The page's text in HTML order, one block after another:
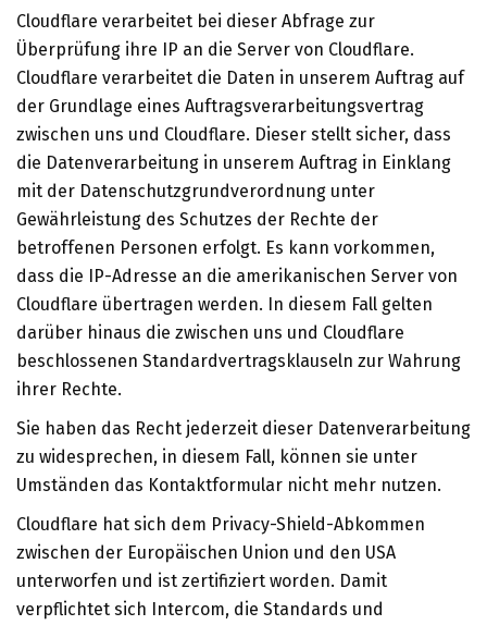
Cloudflare verarbeitet bei dieser Abfrage zur
Überprüfung ihre IP an die Server von Cloudflare.
Cloudflare verarbeitet die Daten in unserem Auftrag auf
der Grundlage eines Auftragsverarbeitungsvertrag
zwischen uns und Cloudflare. Dieser stellt sicher, dass
die Datenverarbeitung in unserem Auftrag in Einklang
mit der Datenschutzgrundverordnung unter
Gewährleistung des Schutzes der Rechte der
betroffenen Personen erfolgt. Es kann vorkommen,
dass die IP-Adresse an die amerikanischen Server von
Cloudflare übertragen werden. In diesem Fall gelten
darüber hinaus die zwischen uns und Cloudflare
beschlossenen Standardvertragsklauseln zur Wahrung
ihrer Rechte.
Sie haben das Recht jederzeit dieser Datenverarbeitung
zu widesprechen, in diesem Fall, können sie unter
Umständen das Kontaktformular nicht mehr nutzen.
Cloudflare hat sich dem Privacy-Shield-Abkommen
zwischen der Europäischen Union und den USA
unterworfen und ist zertifiziert worden. Damit
verpflichtet sich Intercom, die Standards und